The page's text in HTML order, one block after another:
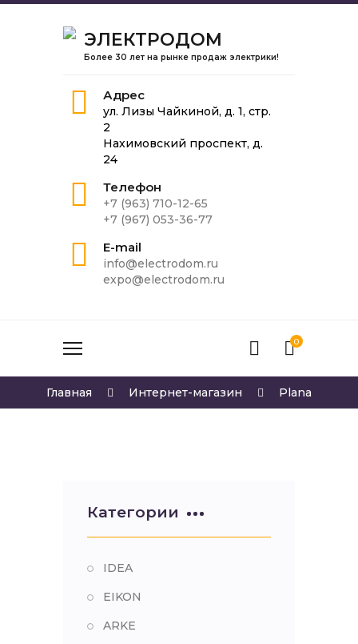
ЭЛЕКТРОДОМ
Более 30 лет на рынке продаж электрики!
Адрес
ул. Лизы Чайкиной, д. 1, стр.
2
Нахимовский проспект, д.
24
Телефон
+7 (963) 710-12-65
+7 (967) 053-36-77
E-mail
info@electrodom.ru
expo@electrodom.ru
0
Главная Интернет-магазин Plana
Категории
IDEA
EIKON
ARKE